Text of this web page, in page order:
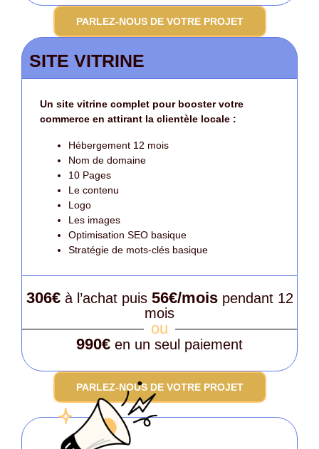
PARLEZ-NOUS DE VOTRE PROJET
SITE VITRINE
Un site vitrine complet pour booster votre
commerce en attirant la clientèle locale :
Hébergement 12 mois
Nom de domaine
10 Pages
Le contenu
Logo
Les images
Optimisation SEO basique
Stratégie de mots-clés basique
306€ à l’achat puis 56€/mois pendant 12
mois
ou
990€ en un seul paiement
PARLEZ-NOUS DE VOTRE PROJET